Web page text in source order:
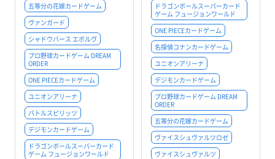
五等分の花嫁カードゲーム
ヴァンガード
シャドウバース エボルヴ
プロ野球カードゲーム DREAM
ORDER
ONE PIECEカードゲーム
ユニオンアリーナ
バトルスピリッツ
デジモンカードゲーム
ドラゴンボールスーパーカード
ゲーム フュージョンワールド
ドラゴンボールスーパーカード
ゲーム フュージョンワールド
ONE PIECEカードゲーム
名探偵コナンカードゲーム
ユニオンアリーナ
デジモンカードゲーム
プロ野球カードゲーム DREAM
ORDER
五等分の花嫁カードゲーム
ヴァイスシュヴァルツロゼ
ヴァイスシュヴァルツ